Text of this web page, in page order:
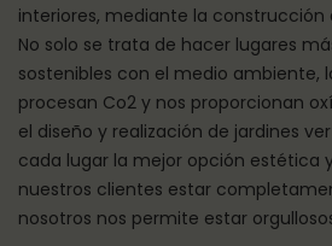
interiores, mediante la construcción
No solo se trata de hacer lugares
sostenibles con el medio ambiente,
procesan Co2 y nos proporcionan
el diseño y realización de jardines
cada lugar la mejor opción estética
nuestros clientes estar
nosotros nos permite estar